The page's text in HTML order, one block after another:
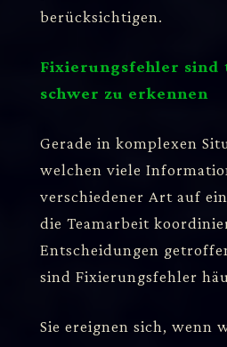
berücksichtigen.
Fixierungsfehler sind
schwer zu erkennen
Gerade in komplexen
welchen viele
verschiedener Art auf
die Teamarbeit
Entscheidungen
sind Fixierungsfehler
Sie ereignen sich, wenn